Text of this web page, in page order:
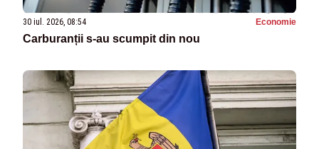
30 iul. 2026, 08:54 Economie
Carburanții s-au scumpit din nou